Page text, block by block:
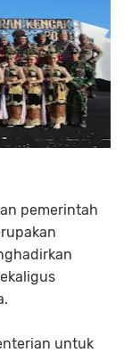
pemerintah
untuk